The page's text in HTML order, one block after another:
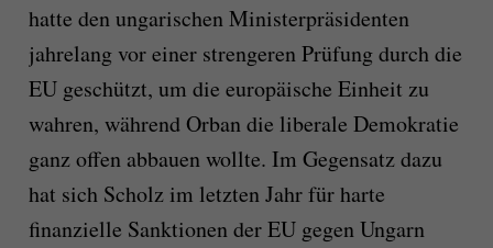
hatte den ungarischen Ministerpräsidenten
jahrelang vor einer strengeren Prüfung durch die
EU geschützt, um die europäische Einheit zu
wahren, während Orban die liberale Demokratie
ganz offen abbauen wollte. Im Gegensatz dazu
hat sich Scholz im letzten Jahr für harte
finanzielle Sanktionen der EU gegen Ungarn